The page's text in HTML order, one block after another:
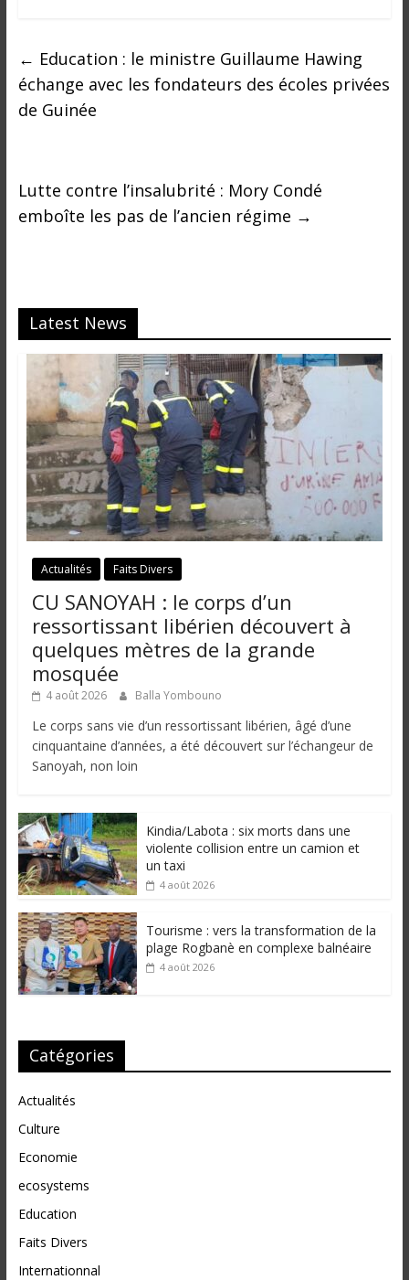
← Education : le ministre Guillaume Hawing
échange avec les fondateurs des écoles privées
de Guinée
Lutte contre l’insalubrité : Mory Condé
emboîte les pas de l’ancien régime →
Latest News
Actualités Faits Divers
CU SANOYAH : le corps d’un
ressortissant libérien découvert à
quelques mètres de la grande
mosquée
4 août 2026 Balla Yombouno
Le corps sans vie d’un ressortissant libérien, âgé d’une
cinquantaine d’années, a été découvert sur l’échangeur de
Sanoyah, non loin
Kindia/Labota : six morts dans une
violente collision entre un camion et
un taxi
4 août 2026
Tourisme : vers la transformation de la
plage Rogbanè en complexe balnéaire
4 août 2026
Catégories
Actualités
Culture
Economie
ecosystems
Education
Faits Divers
Internationnal